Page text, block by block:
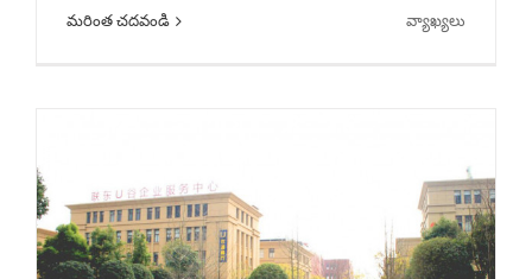
మరింత చదవండి వ్యాఖ్యలు